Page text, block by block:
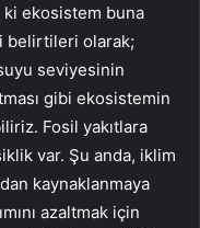
ki ekosistem buna
belirtileri olarak;
seviyesinin
gibi ekosistemin
Fosil yakıtlara
var. Şu anda, iklim
kaynaklanmaya
azaltmak için